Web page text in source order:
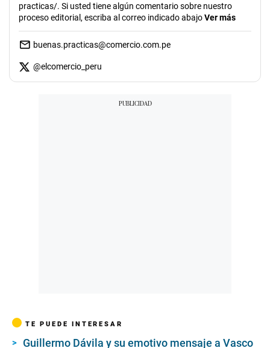
practicas/. Si usted tiene algún comentario sobre nuestro
proceso editorial, escriba al correo indicado abajoVer más
buenas.practicas@comercio.com.pe
@elcomercio_peru
TE PUEDE INTERESAR
Guillermo Dávila y su emotivo mensaje a Vasco